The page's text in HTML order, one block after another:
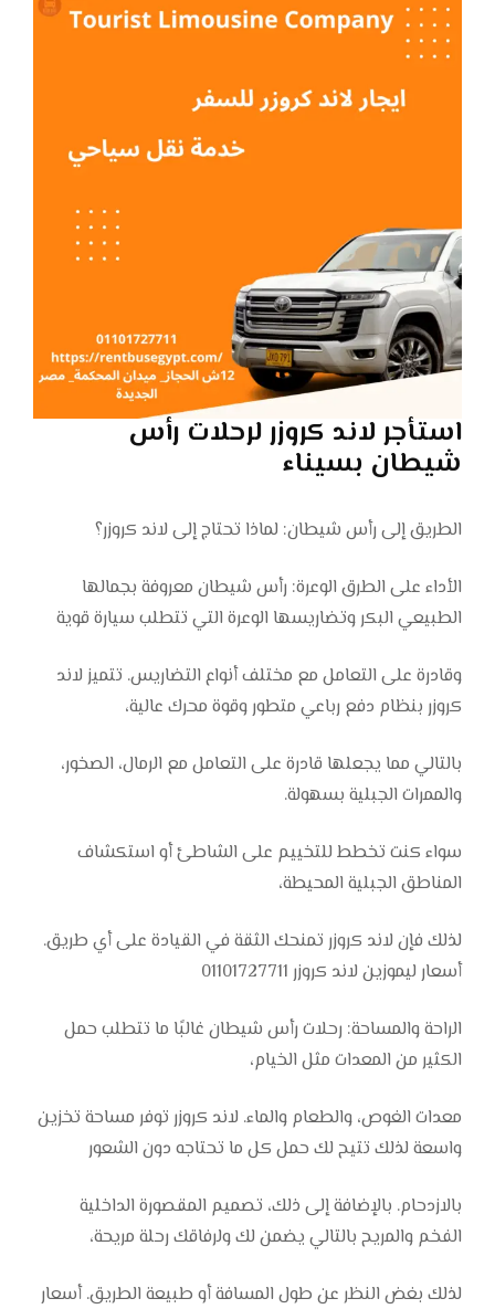
استأجر لاند كروزر لرحلات رأس
شيطان بسيناء
الطريق إلى رأس شيطان: لماذا تحتاج إلى لاند كروزر؟
الأداء على الطرق الوعرة: رأس شيطان معروفة بجمالها
الطبيعي البكر وتضاريسها الوعرة التي تتطلب سيارة قوية
وقادرة على التعامل مع مختلف أنواع التضاريس. تتميز لاند
كروزر بنظام دفع رباعي متطور وقوة محرك عالية،
بالتالي مما يجعلها قادرة على التعامل مع الرمال، الصخور،
والممرات الجبلية بسهولة.
سواء كنت تخطط للتخييم على الشاطئ أو استكشاف
المناطق الجبلية المحيطة،
لذلك فإن لاند كروزر تمنحك الثقة في القيادة على أي طريق.
أسعار ليموزين لاند كروزر 01101727711
الراحة والمساحة: رحلات رأس شيطان غالبًا ما تتطلب حمل
الكثير من المعدات مثل الخيام،
معدات الغوص، والطعام والماء. لاند كروزر توفر مساحة تخزين
واسعة لذلك تتيح لك حمل كل ما تحتاجه دون الشعور
بالازدحام. بالإضافة إلى ذلك، تصميم المقصورة الداخلية
الفخم والمريح بالتالي يضمن لك ولرفاقك رحلة مريحة،
لذلك بغض النظر عن طول المسافة أو طبيعة الطريق. أسعار